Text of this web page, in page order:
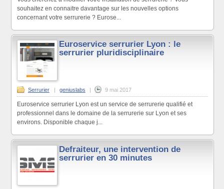
souhaitez en connaitre davantage sur les nouvelles options
concernant votre serrurerie ? Eurose...
Euroservice serrurier Lyon : le
serrurier pluridisciplinaire
Serrurier | geniuslabs | 9 mai 2017
Euroservice serrurier Lyon est un service de serrurerie qualifié et
professionnel dans le domaine de la serrurerie sur Lyon et ses
environs. Disponible chaque j...
Defraiteur, une intervention de
serrurier en 30 minutes